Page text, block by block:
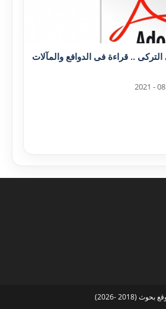
الترکى .. قراءة فى الدوافع والمآلات
بحوث (2018 -2026)